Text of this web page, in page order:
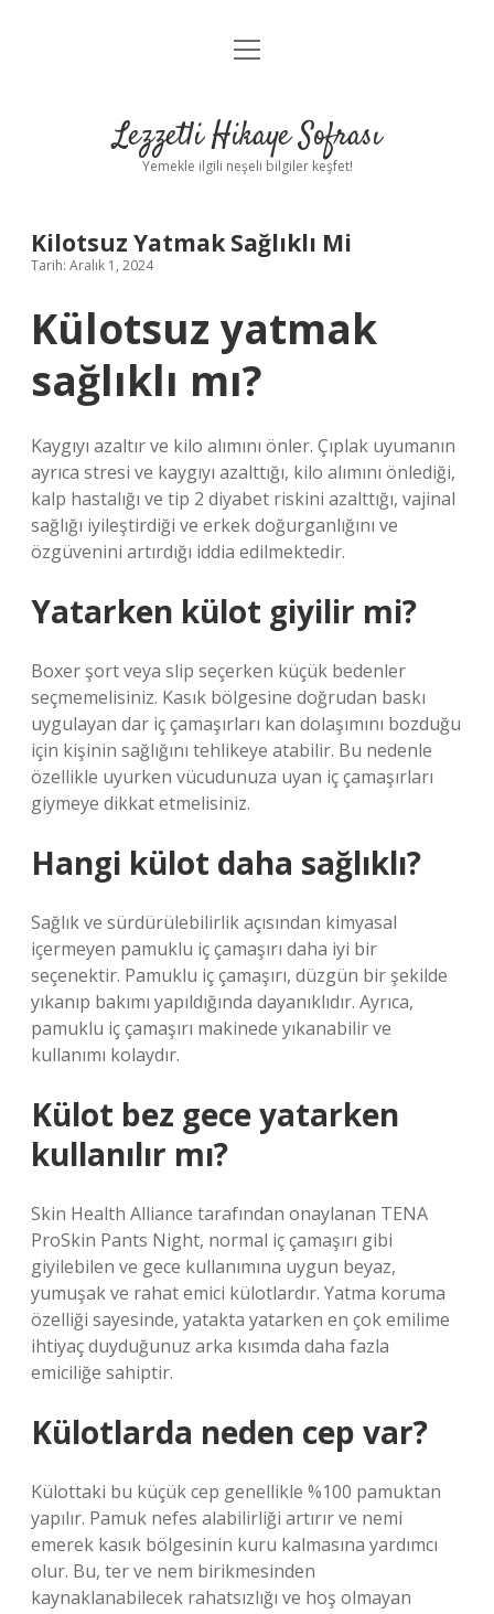
Anasayfa
Yasal Uyarı
menüyü
Lezzetli Hikaye Sofrası
Yemekle ilgili neşeli bilgiler keşfet!
Kilotsuz Yatmak Sağlıklı Mi
Tarih: Aralık 1, 2024
Külotsuz yatmak
sağlıklı mı?
Kaygıyı azaltır ve kilo alımını önler. Çıplak uyumanın
ayrıca stresi ve kaygıyı azalttığı, kilo alımını önlediği,
kalp hastalığı ve tip 2 diyabet riskini azalttığı, vajinal
sağlığı iyileştirdiği ve erkek doğurganlığını ve
özgüvenini artırdığı iddia edilmektedir.
Yatarken külot giyilir mi?
Boxer şort veya slip seçerken küçük bedenler
seçmemelisiniz. Kasık bölgesine doğrudan baskı
uygulayan dar iç çamaşırları kan dolaşımını bozduğu
için kişinin sağlığını tehlikeye atabilir. Bu nedenle
özellikle uyurken vücudunuza uyan iç çamaşırları
giymeye dikkat etmelisiniz.
Hangi külot daha sağlıklı?
Sağlık ve sürdürülebilirlik açısından kimyasal
içermeyen pamuklu iç çamaşırı daha iyi bir
seçenektir. Pamuklu iç çamaşırı, düzgün bir şekilde
yıkanıp bakımı yapıldığında dayanıklıdır. Ayrıca,
pamuklu iç çamaşırı makinede yıkanabilir ve
kullanımı kolaydır.
Külot bez gece yatarken
kullanılır mı?
Skin Health Alliance tarafından onaylanan TENA
ProSkin Pants Night, normal iç çamaşırı gibi
giyilebilen ve gece kullanımına uygun beyaz,
yumuşak ve rahat emici külotlardır. Yatma koruma
özelliği sayesinde, yatakta yatarken en çok emilime
ihtiyaç duyduğunuz arka kısımda daha fazla
emiciliğe sahiptir.
Külotlarda neden cep var?
Külottaki bu küçük cep genellikle %100 pamuktan
yapılır. Pamuk nefes alabilirliği artırır ve nemi
emerek kasık bölgesinin kuru kalmasına yardımcı
olur. Bu, ter ve nem birikmesinden
kaynaklanabilecek rahatsızlığı ve hoş olmayan